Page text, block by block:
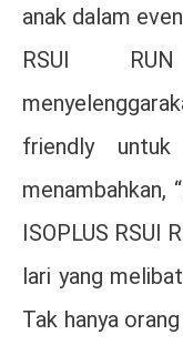
anak dalam
RSUI
friendly
menambahkan,
ISOPLUS RSUI
lari yang
Tak hanya